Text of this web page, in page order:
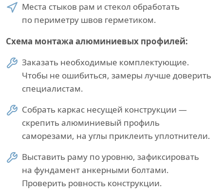
Места стыков рам и стекол обработать
по периметру швов герметиком.
Схема монтажа алюминиевых профилей:
Заказать необходимые комплектующие.
Чтобы не ошибиться, замеры лучше доверить
специалистам.
Собрать каркас несущей конструкции —
скрепить алюминиевый профиль
саморезами, на углы приклеить уплотнители.
Выставить раму по уровню, зафиксировать
на фундамент анкерными болтами.
Проверить ровность конструкции.